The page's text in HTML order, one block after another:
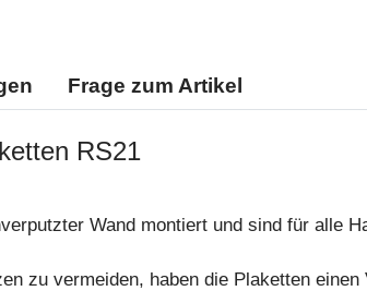
Frage zum Artikel
RS21
Wand montiert und sind für alle
zu vermeiden, haben die Plaketten